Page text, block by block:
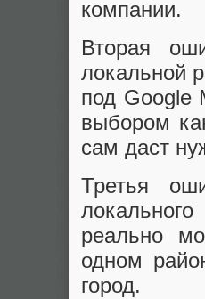
компании.
Вторая
локальной
под Google
выбором
сам даст
Третья
реально
одном
город.